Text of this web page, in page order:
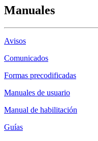
Manuales
Avisos
Comunicados
Formas precodificadas
Manuales de usuario
Manual de habilitación
Guías